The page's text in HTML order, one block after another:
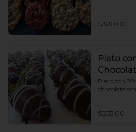
$320.00
Plato
Plato con 20
chocolate
$355.00